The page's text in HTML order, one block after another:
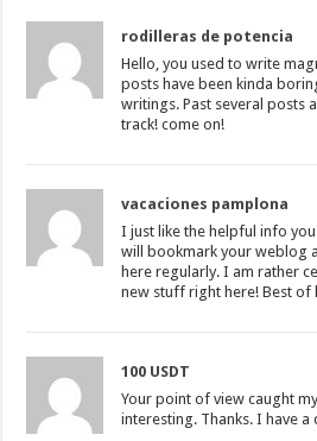
rodilleras de potencia
Hello, you used to write
posts have been kinda
writings. Past several posts
track! come on!
vacaciones pamplona
I just like the helpful info
will bookmark your weblog
here regularly. I am rather
new stuff right here! Best of
100 USDT
Your point of view caught
interesting. Thanks. I have